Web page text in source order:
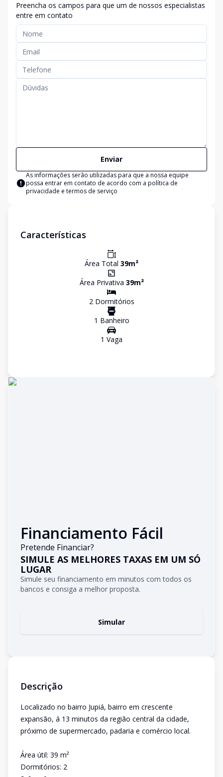
Preencha os campos para que um de nossos especialistas
entre em contato
Enviar
As informações serão utilizadas para que a nossa equipe
possa entrar em contato de acordo com a política de
privacidade e termos de serviço
Características
Área Total 39m²
Área Privativa 39m²
2Dormitórios
1 Banheiro
1 Vaga
Financiamento Fácil
Pretende Financiar?
SIMULE AS MELHORES TAXAS EM UM SÓ
LUGAR
Simule seu financiamento em minutos com todos os
bancos e consiga a melhor proposta.
Simular
Descrição
Localizado no bairro Jupiá, bairro em crescente
expansão, á 13 minutos da região central da cidade,
próximo de supermercado, padaria e comércio local.
Área útil: 39 m²
Dormitórios: 2